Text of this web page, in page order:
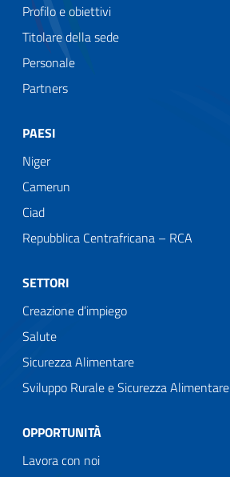
Profilo e obiettivi
Titolare della sede
Personale
Partners
PAESI
Niger
Camerun
Ciad
Repubblica Centrafricana – RCA
SETTORI
Creazione d’impiego
Salute
Sicurezza Alimentare
Sviluppo Rurale e Sicurezza Alimentare
OPPORTUNITÀ
Lavora con noi